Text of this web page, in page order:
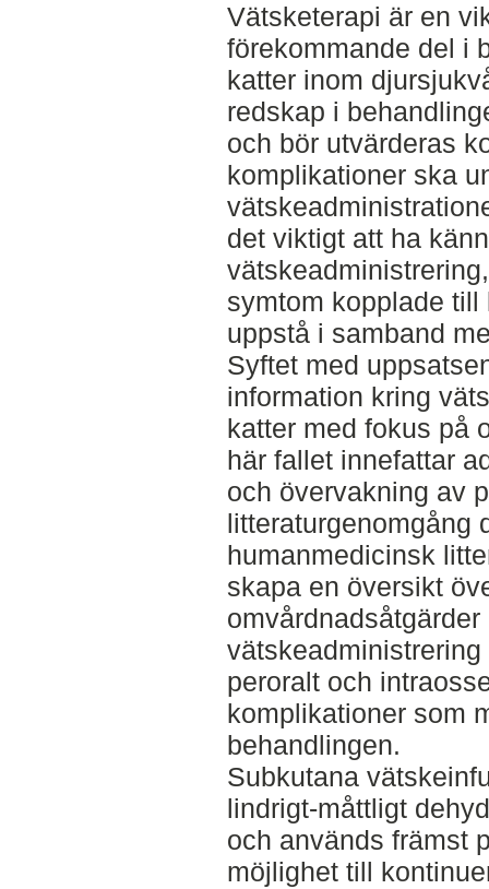
Vätsketerapi är en
förekommande del i
katter inom
redskap i
och bör utvärderas
komplikationer ska
det viktigt att ha
symtom kopplade
uppstå i samband
Syftet med
information kring
katter med fokus på
här fallet innefattar
och övervakning av
litteraturgenomgång
humanmedicinsk
skapa en översikt
peroralt och
komplikationer som
behandlingen.
Subkutana
lindrigt-måttligt
och används främst
möjlighet till